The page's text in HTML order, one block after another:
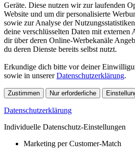
Geräte. Diese nutzen wir zur laufenden
Website und um dir personalisierte
sowie zur Analyse der
deine verschlüsselten Daten mit externen
dir über deren Online-Werbekanäle
du deren Dienste bereits selbst nutzt.
Erkundige dich bitte vor deiner
sowie in unsererDatenschutzerklärung.
Zustimmen Nur erforderliche
Datenschutzerklärung
Individuelle Datenschutz-Einstellungen
Marketing per Customer-Match